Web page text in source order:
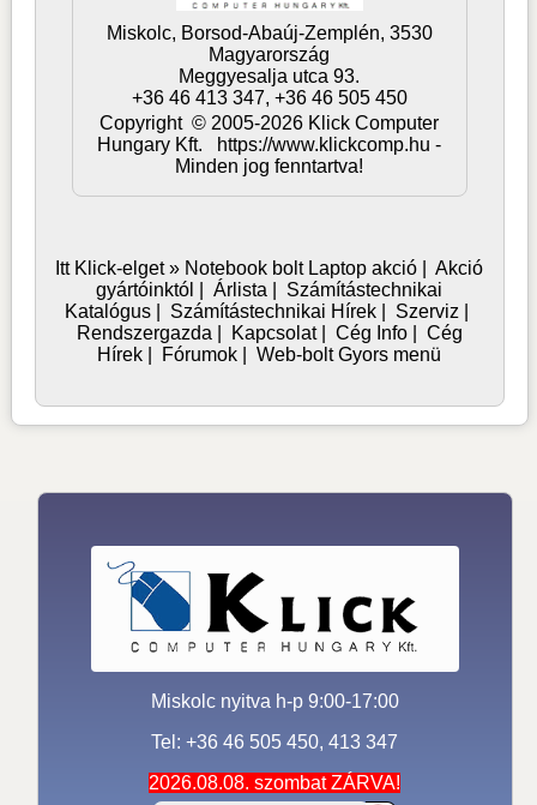
Miskolc, Borsod-Abaúj-Zemplén, 3530
Magyarország
Meggyesalja utca 93.
+36 46 413 347, +36 46 505 450
Copyright © 2005-2026 Klick Computer
Hungary Kft. https://www.klickcomp.hu -
Minden jog fenntartva!
Itt Klick-elget » Notebook bolt Laptop akció |Akció
gyártóinktól
|Árlista
Számítástechnikai
Katalógus
Számítástechnikai Hírek Szerviz
Rendszergazda
Kapcsolat| Cég Info| Cég
Hírek
Fórumok |Web-bolt Gyors menü
Miskolc nyitva h-p 9:00-17:00
Tel: +36 46 505 450, 413 347
2026.08.08. szombat ZÁRVA!